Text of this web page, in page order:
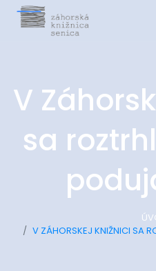
V
sa
V ZÁHORSKEJ KNIŽNICI SA